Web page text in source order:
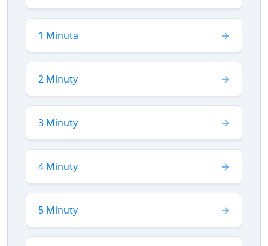
1 Minuta
2 Minuty
3 Minuty
4 Minuty
5 Minuty